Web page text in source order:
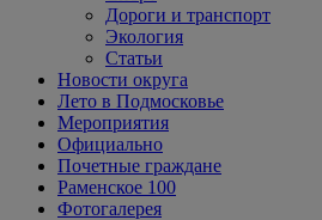
Дороги и транспорт
Экология
Статьи
Новости округа
Лето в Подмосковье
Мероприятия
Официально
Почетные граждане
Раменское 100
Фотогалерея